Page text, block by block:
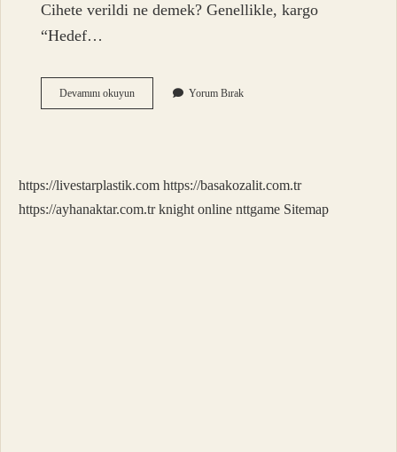
Cihete verildi ne demek? Genellikle, kargo
“Hedef…
Devamını okuyunCiheti
Ne
Yorum Bırak
https://livestarplastik.com https://basakozalit.com.tr
https://ayhanaktar.com.tr knight online nttgame Sitemap